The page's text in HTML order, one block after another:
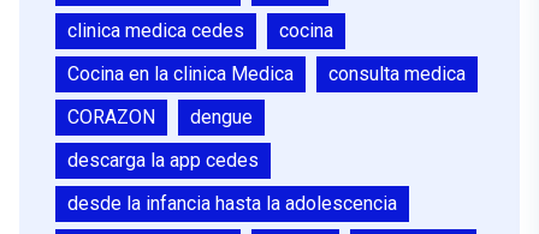
clinica medica cedes
cocina
Cocina en la clinica Medica
consulta medica
CORAZON
dengue
descarga la app cedes
desde la infancia hasta la adolescencia